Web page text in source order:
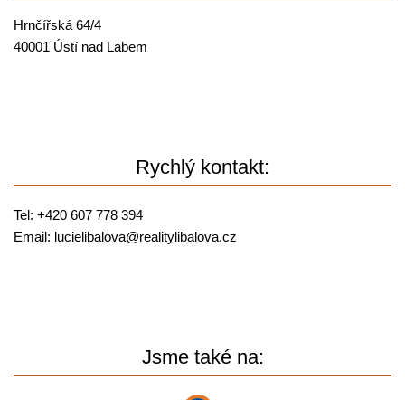
Hrnčířská 64/4
40001 Ústí nad Labem
Rychlý kontakt:
Tel: +420 607 778 394
Email: lucielibalova@realitylibalova.cz
Jsme také na: